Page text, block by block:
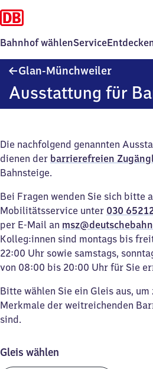
Bahnhof wählenService
Glan-Münchweiler
Ausstattung für
Die nachfolgend genannten
dienen der barrierefreien
Bahnsteige.
Bei Fragen wenden Sie sich bitte
Mobilitätsservice unter 030
per E-Mail an
Kolleg:innen sind montags bis
22:00 Uhr sowie samstags,
von 08:00 bis 20:00 Uhr für Sie
Bitte wählen Sie ein Gleis aus,
Merkmale der weitreichenden
sind.
Gleis wählen